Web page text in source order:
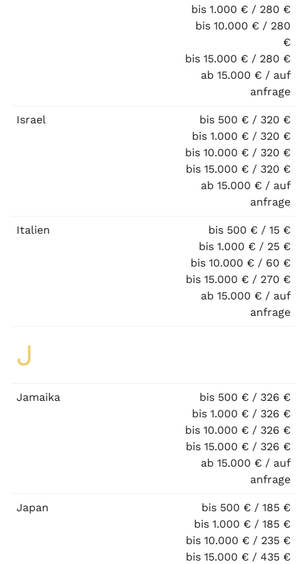
bis 1.000 € / 280 €
bis 10.000 € / 280
€
bis 15.000 € / 280 €
ab 15.000 € / auf
anfrage
Israel
bis 500 € / 320 €
bis 1.000 € / 320 €
bis 10.000 € / 320 €
bis 15.000 € / 320 €
ab 15.000 € / auf
anfrage
Italien
bis 500 € / 15 €
bis 1.000 € / 25 €
bis 10.000 € / 60 €
bis 15.000 € / 270 €
ab 15.000 € / auf
anfrage
J
Jamaika
bis 500 € / 326 €
bis 1.000 € / 326 €
bis 10.000 € / 326 €
bis 15.000 € / 326 €
ab 15.000 € / auf
anfrage
Japan
bis 500 € / 185 €
bis 1.000 € / 185 €
bis 10.000 € / 235 €
bis 15.000 € / 435 €